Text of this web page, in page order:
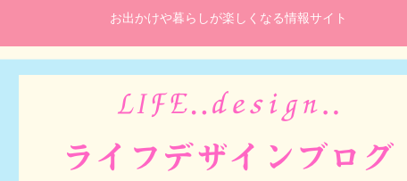
お出かけや暮らしが楽しくなる情報サイト